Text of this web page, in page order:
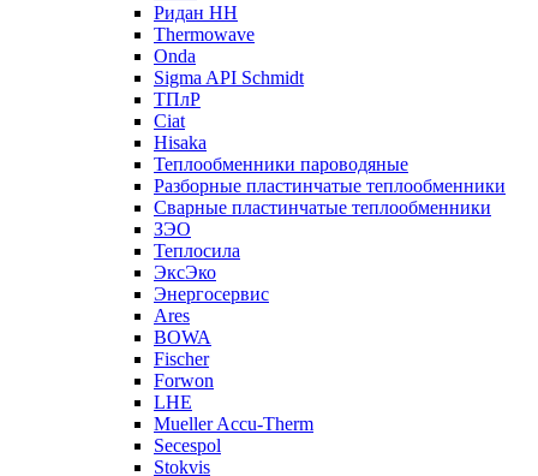
Ридан НН
Thermowave
Onda
Sigma API Schmidt
ТПлР
Ciat
Hisaka
Теплообменники пароводяные
Разборные пластинчатые теплообменники
Сварные пластинчатые теплообменники
ЗЭО
Теплосила
ЭксЭко
Энергосервис
Ares
BOWA
Fischer
Forwon
LHE
Mueller Accu-Therm
Secespol
Stokvis